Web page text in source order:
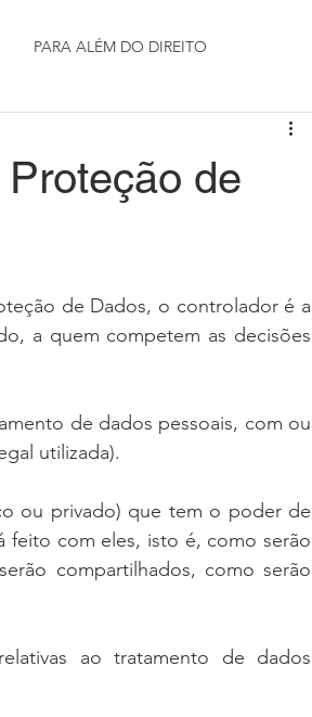
PARA ALÉM DO DIREITO
de
de Dados, o controlador é a
a quem competem as decisões
de dados pessoais, com ou
utilizada).
ou privado) que tem o poder de
feito com eles, isto é, como serão
compartilhados, como serão
ao tratamento de dados